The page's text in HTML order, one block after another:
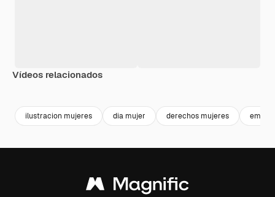
Vídeos relacionados
ilustracion mujeres dia mujer derechos mujeres